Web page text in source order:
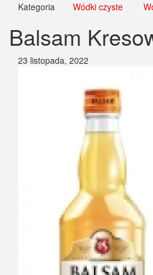
Kategoria
Wódki czyste
Balsam
23 listopada, 2022